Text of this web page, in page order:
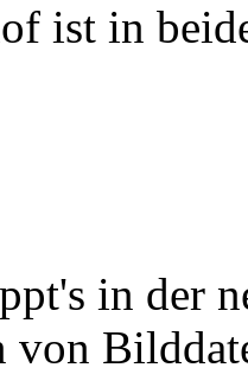
ist in
in der
von